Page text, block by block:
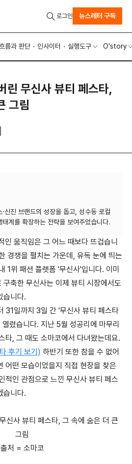
흐름과 판단 인사이터 실행도구 O'story
로그인 뉴스레터 구독
린 무신사 뷰티 페스타,
그림
신진 브랜드의 성장을 돕고, 성수동 로컬
움직임은 그 어느 때보다 뜨겁습니
경쟁을 펼치는 가운데, 유독 눈에 띄는
1위 패션 플랫폼 '무신사'입니다. 이미
축한 무신사는 이제 뷰티 시장에서도
습니다.
31일까지 3일 간 '무신사 뷰티 페스타
렸습니다. 지난 5월 성공리에 마무리
타, 그 때도 소마코에서 다녀왔는데요.
후기 보기) 하반기 또한 참을 수 없어
어떤 모습이었을지 직접 현장을 찾은
적인 관점으로 느낀 무신사 뷰티 페스
습니다.
출처 = 소마코